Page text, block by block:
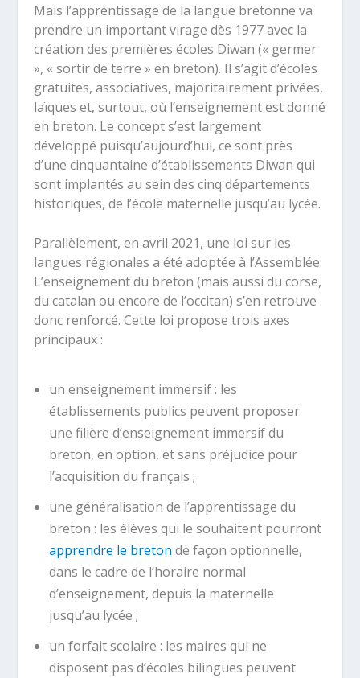
Mais l’apprentissage de la langue bretonne va
prendre un important virage dès 1977 avec la
création des premières écoles Diwan (« germer
», « sortir de terre » en breton). Il s’agit d’écoles
gratuites, associatives, majoritairement privées,
laïques et, surtout, où l’enseignement est donné
en breton. Le concept s’est largement
développé puisqu’aujourd’hui, ce sont près
d’une cinquantaine d’établissements Diwan qui
sont implantés au sein des cinq départements
historiques, de l’école maternelle jusqu’au lycée.
Parallèlement, en avril 2021, une loi sur les
langues régionales a été adoptée à l’Assemblée.
L’enseignement du breton (mais aussi du corse,
du catalan ou encore de l’occitan) s’en retrouve
donc renforcé. Cette loi propose trois axes
principaux :
un enseignement immersif : les
établissements publics peuvent proposer
une filière d’enseignement immersif du
breton, en option, et sans préjudice pour
l’acquisition du français ;
une généralisation de l’apprentissage du
breton : les élèves qui le souhaitent pourront
apprendre le breton de façon optionnelle,
dans le cadre de l’horaire normal
d’enseignement, depuis la maternelle
jusqu’au lycée ;
un forfait scolaire : les maires qui ne
disposent pas d’écoles bilingues peuvent